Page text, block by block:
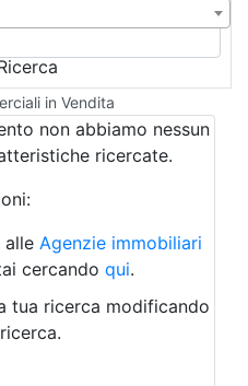
in Vendita
non abbiamo nessun
ricercate.
alle Agenzie immobiliari
cercando qui.
tua ricerca modificando